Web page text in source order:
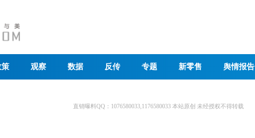
策 观察 数据 反传 专题 新零售 舆情报告
直销曝料QQ：1076580033,1176580033 本站原创 未经授权不得转载